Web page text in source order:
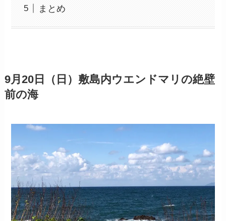
まとめ
9月20日（日）敷島内ウエンドマリの絶壁
前の海